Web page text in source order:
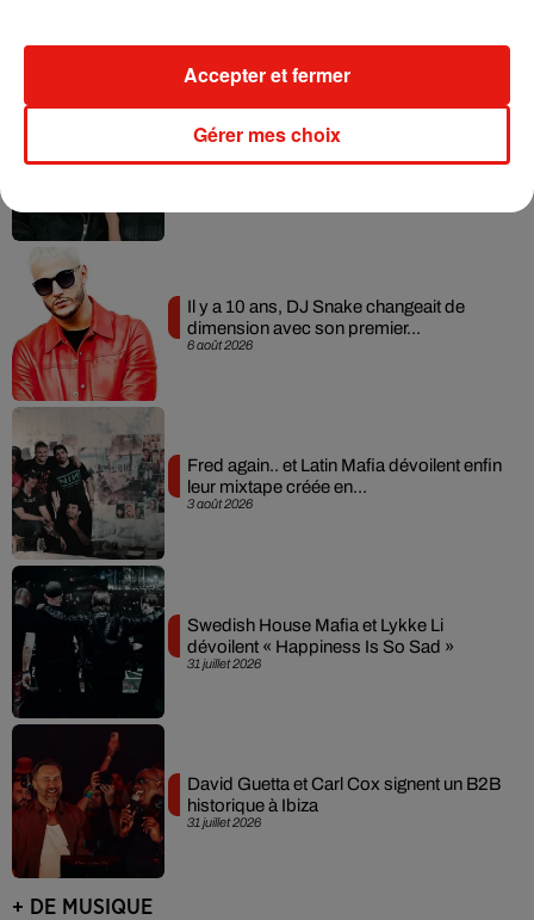
Angèle et Amélie Lens dévoilent leur
collaboration tant attendue
6 août 2026
Il y a 10 ans, DJ Snake changeait de
dimension avec son premier...
3 août 2026
Fred again.. et Latin Mafia dévoilent enfin
leur mixtape créée en...
31 juillet 2026
Swedish House Mafia et Lykke Li
dévoilent « Happiness Is So Sad »
31 juillet 2026
David Guetta et Carl Cox signent un B2B
historique à Ibiza
+ DE MUSIQUE
Gérer mes choix
Accepter et fermer